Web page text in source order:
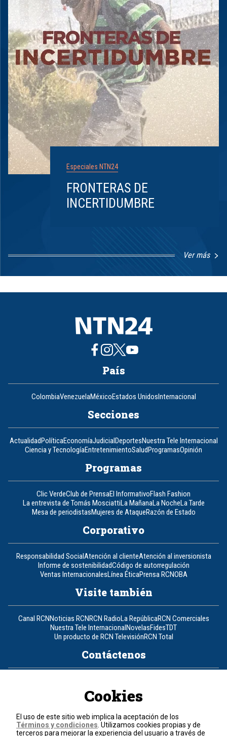
Especiales NTN24
FRONTERAS DE
INCERTIDUMBRE
Ver más
1
8
País
ColombiaVenezuelaMéxicoEstados UnidosInternacional
Secciones
ActualidadPolíticaEconomíaJudicialDeportesNuestra Tele Internacional
Ciencia y TecnologíaEntretenimientoSaludProgramasOpinión
Programas
Clic VerdeClub de PrensaEl InformativoFlash Fashion
La entrevista de Tomás MosciattiLa MañanaLa NocheLa Tarde
Mesa de periodistasMujeres de AtaqueRazón de Estado
Corporativo
Responsabilidad SocialAtención al clienteAtención al inversionista
Informe de sostenibilidadCódigo de autorregulación
Ventas InternacionalesLínea ÉticaPrensa RCNOBA
Visite también
Canal RCNNoticias RCNRCN RadioLa RepúblicaRCN Comerciales
Nuestra Tele InternacionalNovelasFidesTDT
Un producto de RCN TelevisiónRCN Total
Contáctenos
Política de cookies
Términos y condiciones
Cookies
El uso de este sitio web implica la aceptación de los
Términos y condiciones . Utilizamos cookies propias y de
terceros para mejorar la experiencia del usuario a través de